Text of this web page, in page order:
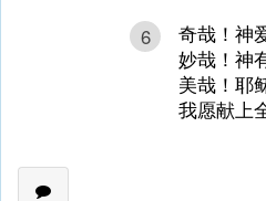
6
奇哉！神
妙哉！神
美哉！耶
我愿献上